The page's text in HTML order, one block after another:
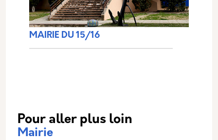
MAIRIE DU 15/16
Pour aller plus loin
Mairie